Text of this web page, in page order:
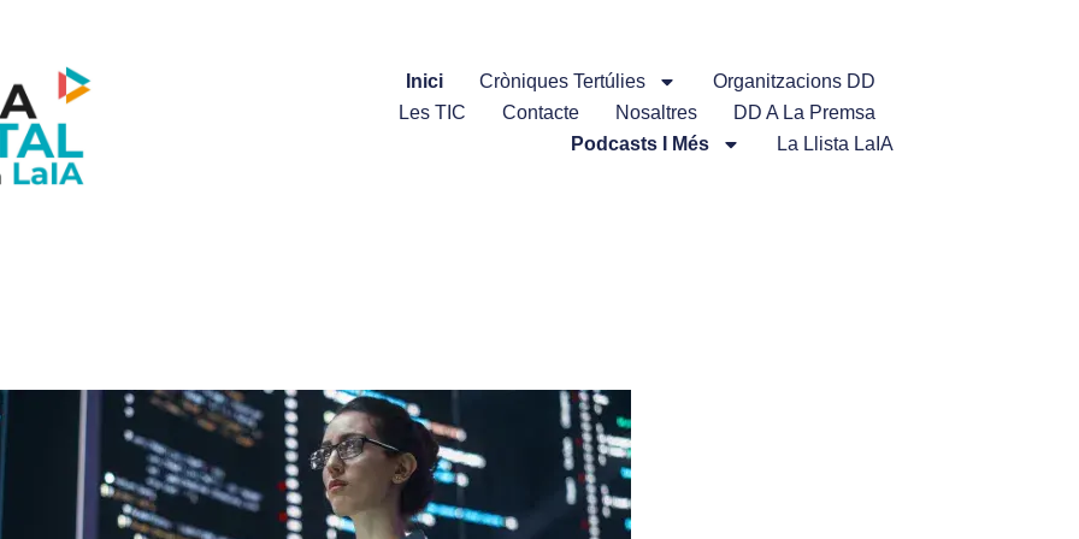
Inici Cròniques Tertúlies
Organitzacions DD
Les TIC
Contacte Nosaltres
DD A La Premsa
Podcasts I Més
La Llista LaIA